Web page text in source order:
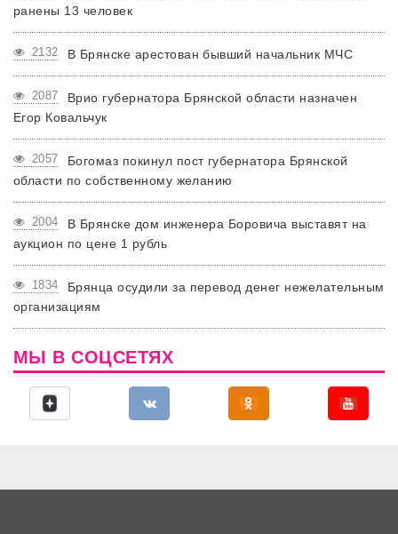
ранены 13 человек
2132 В Брянске арестован бывший начальник МЧС
2087
Врио губернатора Брянской области назначен
Егор Ковальчук
2057
Богомаз покинул пост губернатора Брянской
области по собственному желанию
2004
В Брянске дом инженера Боровича выставят на
аукцион по цене 1 рубль
1834
Брянца осудили за перевод денег нежелательным
организациям
МЫ В СОЦСЕТЯХ